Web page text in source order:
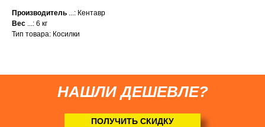
Производитель ...: Кентавр
Вес ...: 6 кг
Тип товара: Косилки
НАШЛИ ДЕШЕВЛЕ?
ПОЛУЧИТЬ СКИДКУ
Соберем мотоблок
по желанию)